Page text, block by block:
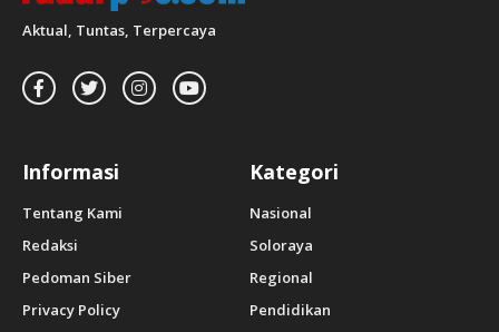
Aktual, Tuntas, Terpercaya
Informasi
Tentang Kami
Redaksi
Pedoman Siber
Privacy Policy
Kategori
Nasional
Soloraya
Regional
Pendidikan